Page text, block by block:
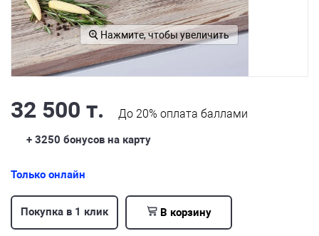
Нажмите, чтобы увеличить
32 500 т. До 20% оплата баллами
+ 3250 бонусов на карту
Только онлайн
Покупка в 1 клик В корзину